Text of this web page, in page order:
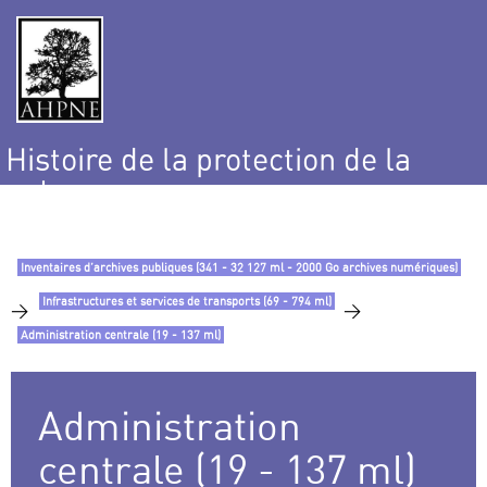
Histoire de la protection de la
nature
Inventaires d’archives publiques (341 - 32 127 ml - 2000 Go archives numériques)
> Infrastructures et services de transports (69 - 794 ml) >
Administration centrale (19 - 137 ml)
Administration
centrale (19 - 137 ml)